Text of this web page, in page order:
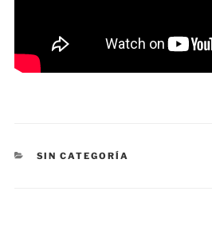
CATEGORÍAS
SIN CATEGORÍA